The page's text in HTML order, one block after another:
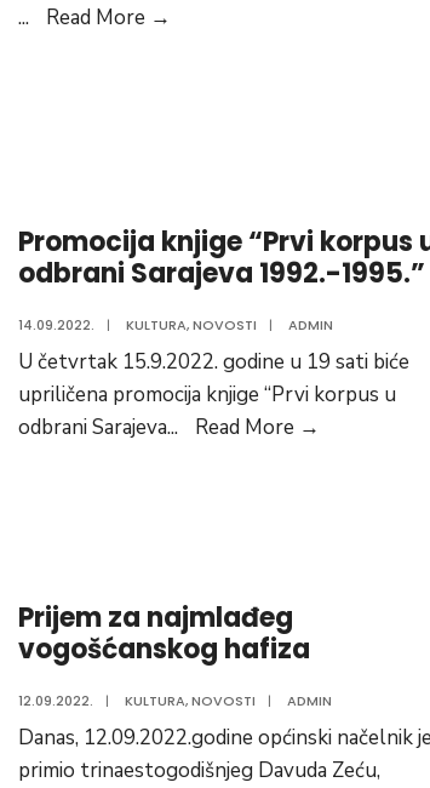
... Read More →
BiH
Promocija knjige “Prvi korpus
odbrani Sarajeva 1992.-1995.”
14.09.2022. | KULTURA,NOVOSTI | ADMIN
U četvrtak 15.9.2022. godine u 19 sati biće
upriličena promocija knjige “Prvi korpus u
odbrani Sarajeva... Read More →
Prijem za najmlađeg
vogošćanskog hafiza
12.09.2022. | KULTURA,NOVOSTI | ADMIN
Danas, 12.09.2022.godine općinski načelnik je
primio trinaestogodišnjeg Davuda Zeću,